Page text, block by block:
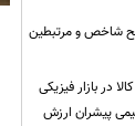
مسلح شاخص و مرتبطین
هزار تن کالا در بازار فیزیکی
پیشران ارزش